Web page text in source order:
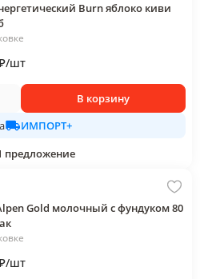
Burn яблоко киви
/шт
В корзину
ИМПОРТ+
предложение
Gold молочный с фундуком 80
/шт